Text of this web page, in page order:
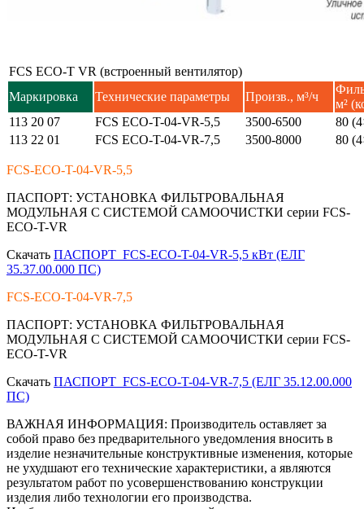
FCS ECO-T VR (встроенный вентилятор)
Маркировка
Технические параметры Произв., м³/ч
м²
113 20 07
FCS ECO-T-04-VR-5,5 3500-6500
80
113 22 01
FCS ECO-T-04-VR-7,5 3500-8000 80
FCS-ECO-T-04-VR-5,5
ПАСПОРТ: УСТАНОВКА ФИЛЬТРОВАЛЬНАЯ
МОДУЛЬНАЯ С СИСТЕМОЙ САМООЧИСТКИ серии FCS-
ECO-T-VR
Скачать ПАСПОРТ_FCS-ECO-T-04-VR-5,5 кВт (ЕЛГ
35.37.00.000 ПС)
FCS-ECO-T-04-VR-7,5
ПАСПОРТ: УСТАНОВКА ФИЛЬТРОВАЛЬНАЯ
МОДУЛЬНАЯ С СИСТЕМОЙ САМООЧИСТКИ серии FCS-
ECO-T-VR
Скачать ПАСПОРТ_FCS-ECO-T-04-VR-7,5 (ЕЛГ 35.12.00.000
ПС)
ВАЖНАЯ ИНФОРМАЦИЯ: Производитель оставляет за
собой право без предварительного уведомления вносить в
изделие незначительные конструктивные изменения, которые
не ухудшают его технические характеристики, а являются
результатом работ по усовершенствованию конструкции
изделия либо технологии его производства.